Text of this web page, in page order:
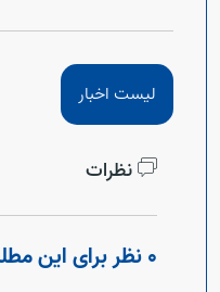
لیست اخبار
نظرات
0 نظر برای این مطلب وجود دارد